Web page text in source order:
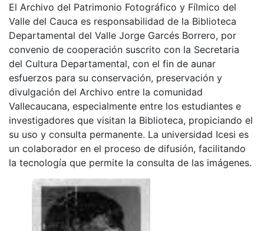
El Archivo del Patrimonio Fotográfico y Fílmico del
Valle del Cauca es responsabilidad de la Biblioteca
Departamental del Valle Jorge Garcés Borrero, por
convenio de cooperación suscrito con la Secretaria
del Cultura Departamental, con el fin de aunar
esfuerzos para su conservación, preservación y
divulgación del Archivo entre la comunidad
Vallecaucana, especialmente entre los estudiantes e
investigadores que visitan la Biblioteca, propiciando el
su uso y consulta permanente. La universidad Icesi es
un colaborador en el proceso de difusión, facilitando
la tecnología que permite la consulta de las imágenes.